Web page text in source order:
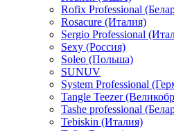
Rofix Professional
Rosacure (Италия)
Sergio Professional
Sexy (Россия)
Soleo (Польша)
SUNUV
System Professional
Tangle Teezer
Tashe professional
Tebiskin (Италия)